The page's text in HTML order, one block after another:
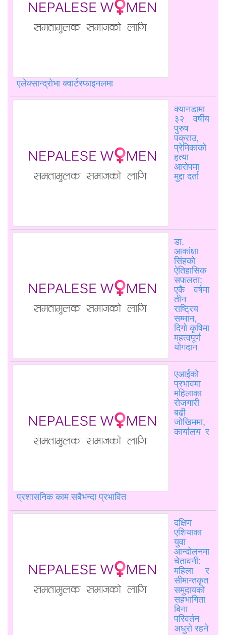
एलेक्सान्द्रोभा क्वार्टरफाइनलमा
क्यानडामा
३२ वर्षीय
पुरुष
पक्राउ,
प्रेमिकाको
हत्या
आरोपमा
मुद्दा दर्ता
डा.
आकांक्षा
सिंहको
ऐतिहासिक
सफलता:
एकै वर्षमा
तीन
राष्ट्रिय
सम्मान,
दिगो कृषिमा
महत्वपूर्ण
योगदान
एआईको
प्रभावमा
महिलाका
रोजगारी
बढी
जोखिममा,
कार्यालय र
प्रशासनिक काम सबैभन्दा प्रभावित
दक्षिण
एशियाका
युवा
आन्दोलनमा
चेतावनी:
महिला र
सीमान्तकृत
समुदायको
सहभागिता
बिना
परिवर्तन
अधुरो रहने